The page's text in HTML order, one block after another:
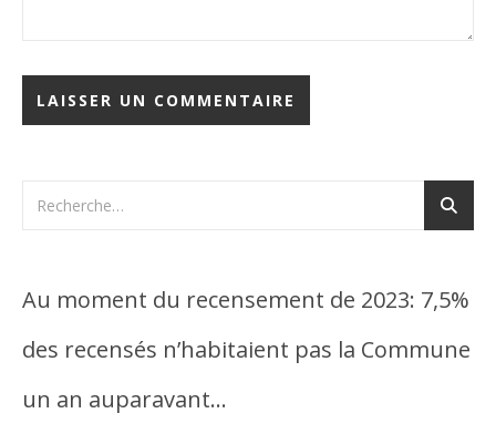
Au moment du recensement de 2023: 7,5%
des recensés n’habitaient pas la Commune
un an auparavant…